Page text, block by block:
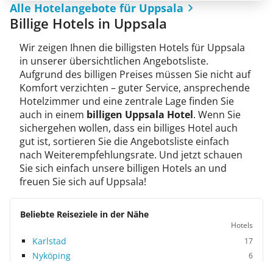
Alle Hotelangebote für Uppsala
Billige Hotels in Uppsala
Wir zeigen Ihnen die billigsten Hotels für Uppsala
in unserer übersichtlichen Angebotsliste.
Aufgrund des billigen Preises müssen Sie nicht auf
Komfort verzichten – guter Service, ansprechende
Hotelzimmer und eine zentrale Lage finden Sie
auch in einem billigen Uppsala Hotel. Wenn Sie
sichergehen wollen, dass ein billiges Hotel auch
gut ist, sortieren Sie die Angebotsliste einfach
nach Weiterempfehlungsrate. Und jetzt schauen
Sie sich einfach unsere billigen Hotels an und
freuen Sie sich auf Uppsala!
Beliebte Reiseziele in der Nähe
Hotels
Karlstad 17
Nyköping 6